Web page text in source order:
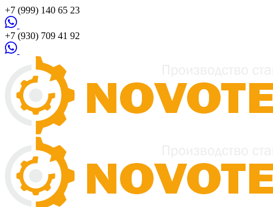
+7 (999) 140 65 23
+7 (930) 709 41 92